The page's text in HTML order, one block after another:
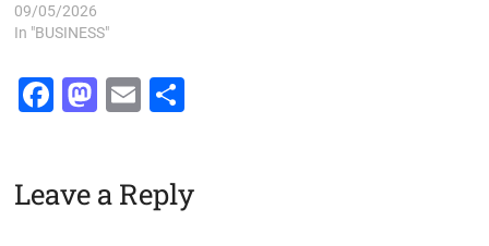
09/05/2026
In "BUSINESS"
F
e
M
o
E
l
e
Leave a Reply